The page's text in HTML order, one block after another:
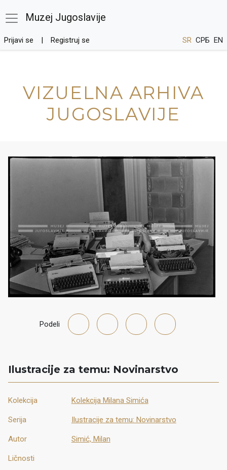
Muzej Jugoslavije
Prijavi se Registruj se SR СРБ EN
VIZUELNA ARHIVA
JUGOSLAVIJE
Podeli
Ilustracije za temu: Novinarstvo
Kolekcija Kolekcija Milana Simića
Serija Ilustracije za temu: Novinarstvo
Autor Simić, Milan
Ličnosti